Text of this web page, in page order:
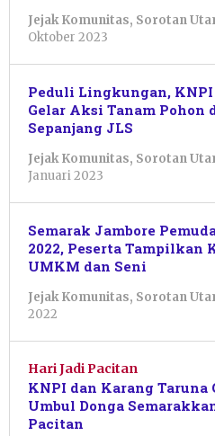
Jejak Komunitas, Sorotan
Oktober 2023
Peduli Lingkungan,
Gelar Aksi Tanam Pohon
Sepanjang JLS
Jejak Komunitas, Sorotan
Januari 2023
Semarak Jambore
2022, Peserta Tampilkan
UMKM dan Seni
Jejak Komunitas, Sorotan
2022
Hari Jadi Pacitan
KNPI dan Karang Taruna
Umbul Donga
Pacitan